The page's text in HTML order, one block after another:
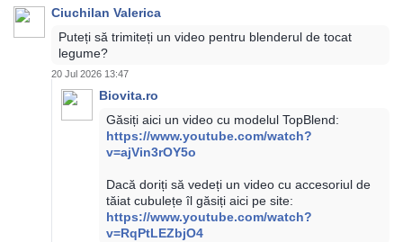
Ciuchilan Valerica
Puteți să trimiteți un video pentru blenderul de tocat
legume?
20 Jul 2026 13:47
Biovita.ro
Găsiți aici un video cu modelul TopBlend:
https://www.youtube.com/watch?
v=ajVin3rOY5o
Dacă doriți să vedeți un video cu accesoriul de
tăiat cubulețe îl găsiți aici pe site:
https://www.youtube.com/watch?
v=RqPtLEZbjO4